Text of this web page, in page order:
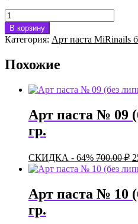
Количество
товара
Арт
06
липкого
В корзину
Категория: Арт паста MiRinails
Похожие
Арт паста № 09
гр.
СКИДКА - 64% 700.00₽
Арт паста № 10
гр.